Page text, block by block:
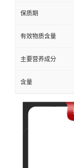
保质期
有效物质含量
主要营养成分
含量